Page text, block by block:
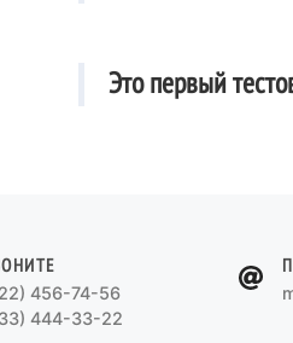
Это первый
456-74-56
444-33-22